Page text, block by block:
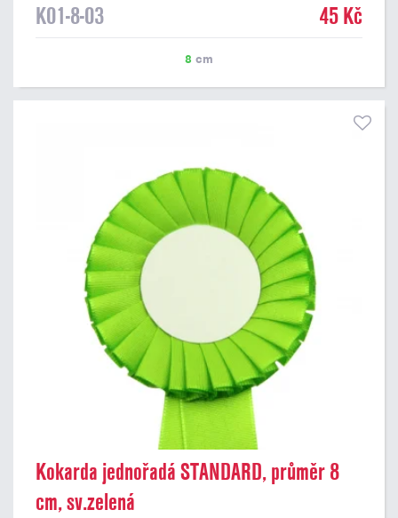
K01-8-03 45 Kč
8 cm
Kokarda jednořadá STANDARD, průměr 8
cm, sv.zelená